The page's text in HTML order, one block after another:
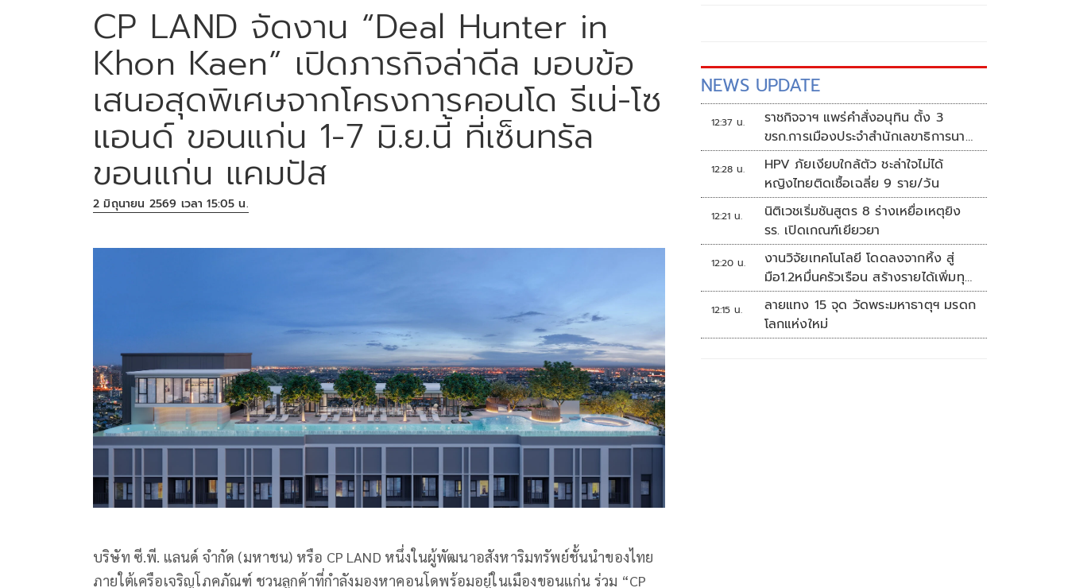
CP LAND จัดงาน “Deal Hunter in
Khon Kaen” เปิดภารกิจล่าดีล มอบข้อ
เสนอสุดพิเศษจากโครงการคอนโด รีเน่-โซ
แอนด์ ขอนแก่น 1-7 มิ.ย.นี้ ที่เซ็นทรัล
ขอนแก่น แคมปัส
2 มิถุนายน 2569 เวลา 15:05 น.
บริษัท ซี.พี. แลนด์ จำกัด (มหาชน) หรือ CP LAND หนึ่งในผู้พัฒนาอสังหาริมทรัพย์ชั้นนำของไทย
ภายใต้เครือเจริญโภคภัณฑ์ ชวนลูกค้าที่กำลังมองหาคอนโดพร้อมอยู่ในเมืองขอนแก่น ร่วม “CP
NEWS UPDATE
12:37 น.
ราชกิจจาฯ แพร่คำสั่งอนุทิน ตั้ง 3
ขรก.การเมืองประจำสำนักเลขาธิการนา
ยกฯ
12:28 น.
HPV ภัยเงียบใกล้ตัว ชะล่าใจไม่ได้
หญิงไทยติดเชื้อเฉลี่ย 9 ราย/วัน
12:21 น.
นิติเวชเริ่มชันสูตร 8 ร่างเหยื่อเหตุยิง
รร. เปิดเกณฑ์เยียวยา
12:20 น.
งานวิจัยเทคโนโลยี โดดลงจากหิ้ง สู่
มือ1.2หมื่นครัวเรือน สร้างรายได้เพิ่มทุก
เดือน
12:15 น.
ลายแทง 15 จุด วัดพระมหาธาตุฯ มรดก
โลกแห่งใหม่